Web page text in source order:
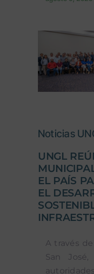
Noticias
UNGL
EL PAÍS
EL
A través
San